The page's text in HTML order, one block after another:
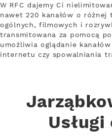
W RFC dajemy Ci
nawet 220 kanałów o
ogólnych, filmowych i
transmitowana za pomocą
umożliwia oglądanie
internetu czy spowalniania
Usługi